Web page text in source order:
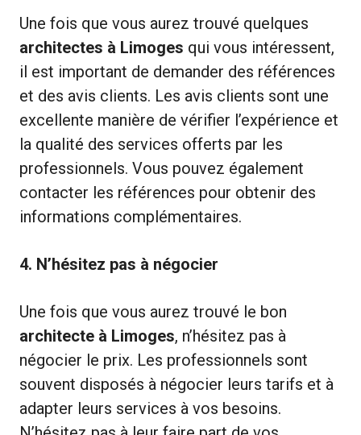
Une fois que vous aurez trouvé quelques
architectes à Limoges qui vous intéressent,
il est important de demander des références
et des avis clients. Les avis clients sont une
excellente manière de vérifier l’expérience et
la qualité des services offerts par les
professionnels. Vous pouvez également
contacter les références pour obtenir des
informations complémentaires.
4. N’hésitez pas à négocier
Une fois que vous aurez trouvé le bon
architecte à Limoges, n’hésitez pas à
négocier le prix. Les professionnels sont
souvent disposés à négocier leurs tarifs et à
adapter leurs services à vos besoins.